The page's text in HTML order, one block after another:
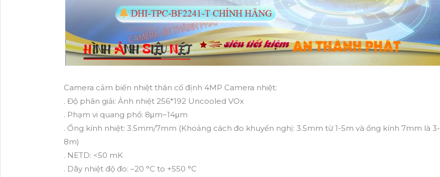
Camera cảm biến nhiệt thân cố định 4MP Camera nhiệt:
. Độ phân giải: Ảnh nhiệt 256*192 Uncooled VOx
. Phạm vi quang phổ: 8μm~14μm
. Ống kính nhiệt: 3.5mm/7mm (Khoảng cách đo khuyến nghị: 3.5mm từ 1-5m và ống kính 7mm là 3-
8m)
. NETD: <50 mK
. Dãy nhiệt độ đo: –20 °C to +550 °C